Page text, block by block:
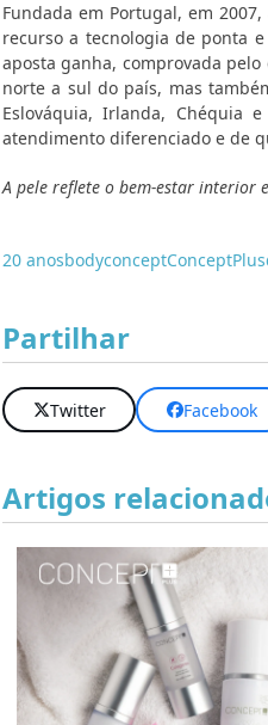
Fundada em Portugal, em
recurso a tecnologia de ponta
aposta ganha, comprovada
norte a sul do país, mas
Eslováquia, Irlanda, Chéquia
atendimento diferenciado e de
A pele reflete o bem-estar interior
20 anosbodyconceptConceptPlus
Partilhar
Twitter Facebook
Artigos